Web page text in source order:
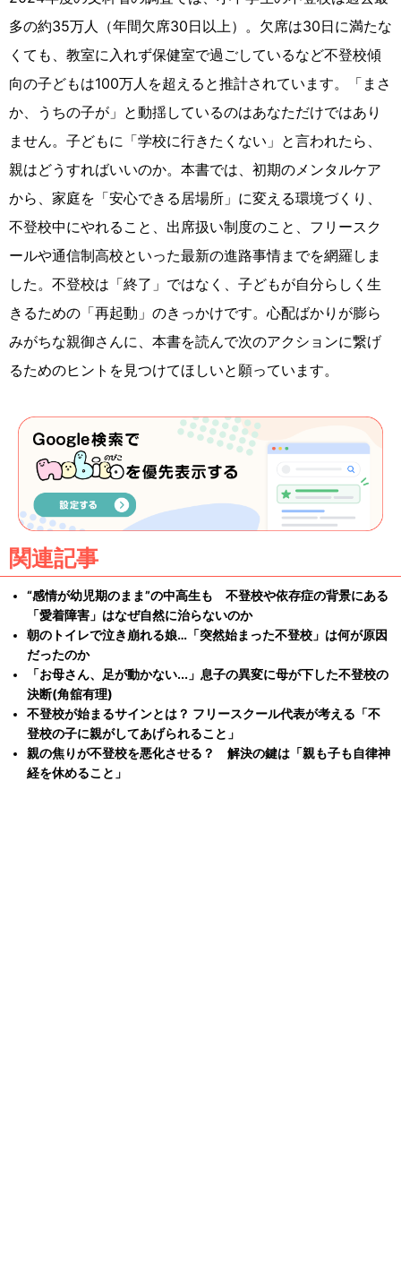
多の約35万人（年間欠席30日以上）。欠席は30日に満たな
くても、教室に入れず保健室で過ごしているなど不登校傾
向の子どもは100万人を超えると推計されています。「まさ
か、うちの子が」と動揺しているのはあなただけではあり
ません。子どもに「学校に行きたくない」と言われたら、
親はどうすればいいのか。本書では、初期のメンタルケア
から、家庭を「安心できる居場所」に変える環境づくり、
不登校中にやれること、出席扱い制度のこと、フリースク
ールや通信制高校といった最新の進路事情までを網羅しま
した。不登校は「終了」ではなく、子どもが自分らしく生
きるための「再起動」のきっかけです。心配ばかりが膨ら
みがちな親御さんに、本書を読んで次のアクションに繋げ
るためのヒントを見つけてほしいと願っています。
関連記事
“感情が幼児期のまま”の中高生も 不登校や依存症の背景にある
「愛着障害」はなぜ自然に治らないのか
朝のトイレで泣き崩れる娘…「突然始まった不登校」は何が原因
だったのか
「お母さん、足が動かない...」息子の異変に母が下した不登校の
決断(角舘有理)
不登校が始まるサインとは？ フリースクール代表が考える「不
登校の子に親がしてあげられること」
親の焦りが不登校を悪化させる？ 解決の鍵は「親も子も自律神
経を休めること」